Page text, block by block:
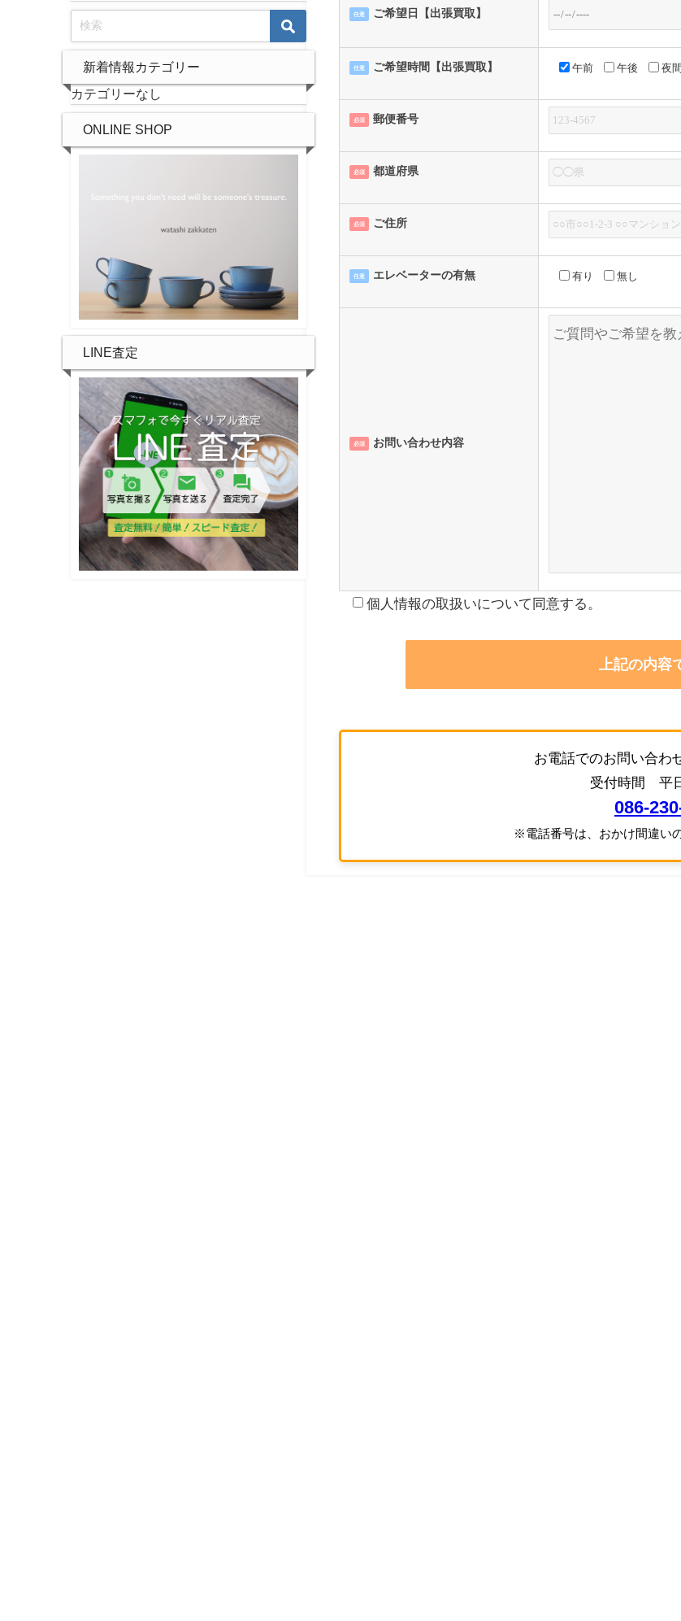
任意 ご希望日【出張買取】
任意 ご希望時間【出張買取】 午前 午後 夜間
必須 郵便番号
必須 都道府県
必須 ご住所
任意 エレベーターの有無 有り 無し
必須 お問い合わせ内容
個人情報の取扱いについて同意する。
お電話でのお問い合わ
受付時間 平
086-
※電話番号は、おかけ間違い
新着情報カテゴリー
カテゴリーなし
ONLINE SHOP
LINE査定